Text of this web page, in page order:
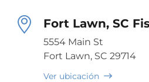
Fort Lawn, SC
5554 Main St
Fort Lawn, SC 29714
Ver ubicación